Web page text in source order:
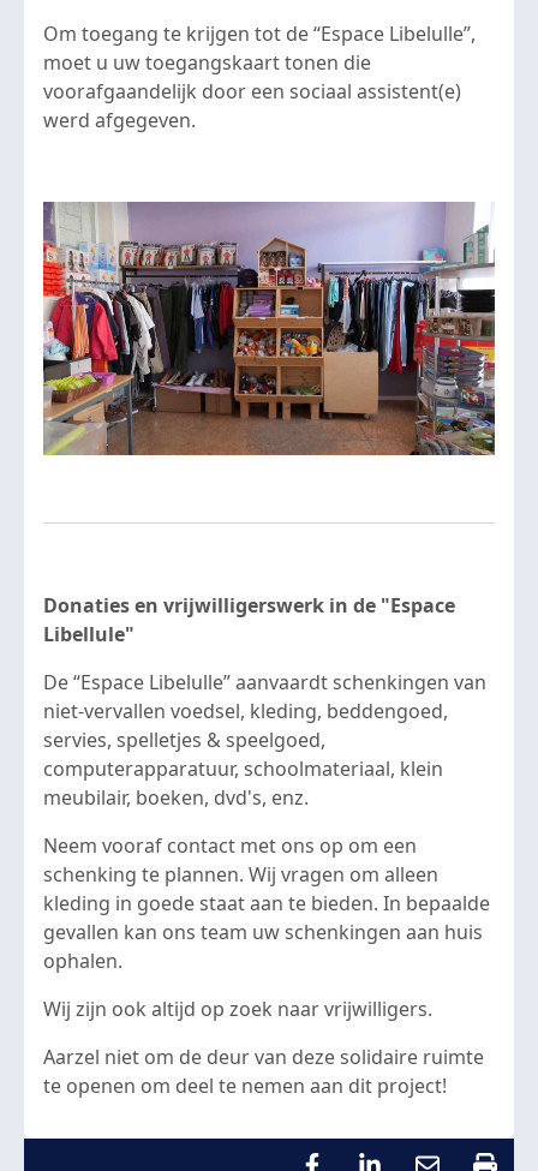
Om toegang te krijgen tot de “Espace Libelulle”,
moet u uw toegangskaart tonen die
voorafgaandelijk door een sociaal assistent(e)
werd afgegeven.
Donaties en vrijwilligerswerk in de "Espace
Libellule"
De “Espace Libelulle” aanvaardt schenkingen van
niet-vervallen voedsel, kleding, beddengoed,
servies, spelletjes & speelgoed,
computerapparatuur, schoolmateriaal, klein
meubilair, boeken, dvd's, enz.
Neem vooraf contact met ons op om een
schenking te plannen. Wij vragen om alleen
kleding in goede staat aan te bieden. In bepaalde
gevallen kan ons team uw schenkingen aan huis
ophalen.
Wij zijn ook altijd op zoek naar vrijwilligers.
Aarzel niet om de deur van deze solidaire ruimte
te openen om deel te nemen aan dit project!